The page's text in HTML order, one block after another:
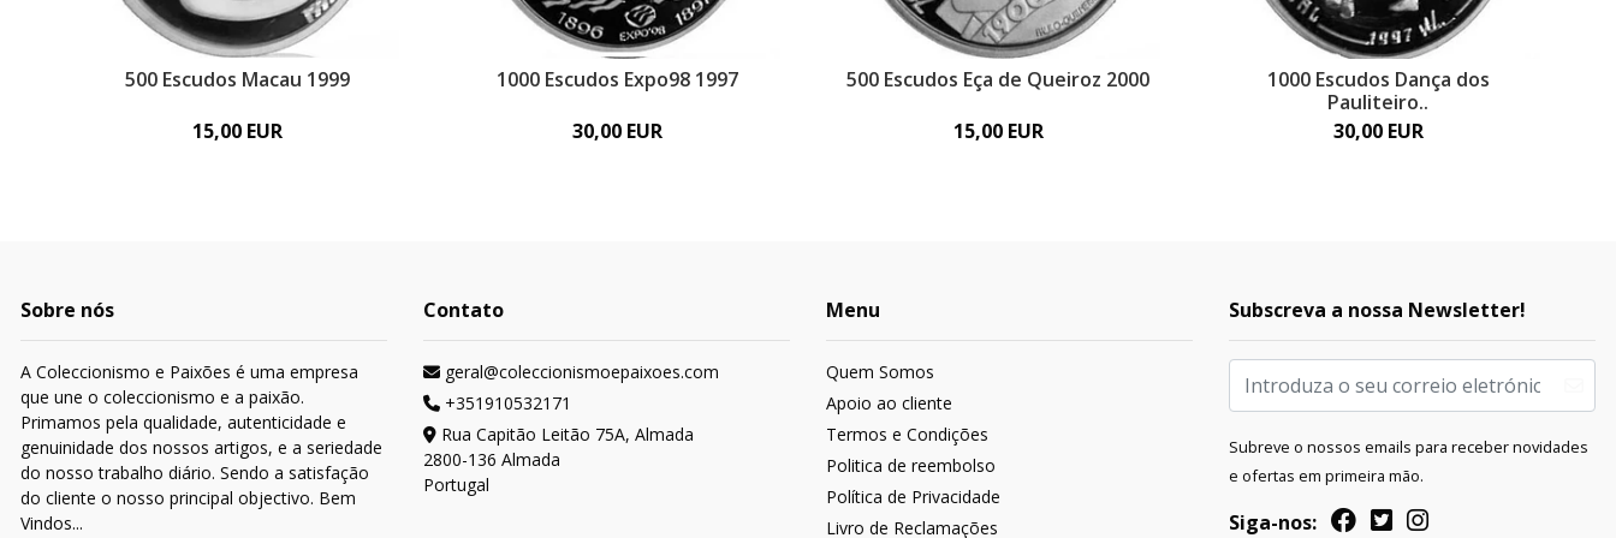
500 Escudos Macau 1999
15,00 EUR
1000 Escudos Expo98 1997
30,00 EUR
500 Escudos Eça de Queiroz 2000
15,00 EUR
1000 Escudos Dança dos
Pauliteiro..
30,00 EUR
Sobre nós
A Coleccionismo e Paixões é uma empresa
que une o coleccionismo e a paixão.
Primamos pela qualidade, autenticidade e
genuinidade dos nossos artigos, e a seriedade
do nosso trabalho diário. Sendo a satisfação
do cliente o nosso principal objectivo. Bem
Vindos...
Contato
geral@coleccionismoepaixoes.com
+351910532171
Rua Capitão Leitão 75A, Almada
2800-136 Almada
Portugal
Menu
Quem Somos
Apoio ao cliente
Termos e Condições
Politica de reembolso
Política de Privacidade
Livro de Reclamações
Subscreva a nossa Newsletter!
Subreve o nossos emails para receber novidades
e ofertas em primeira mão.
Siga-nos: